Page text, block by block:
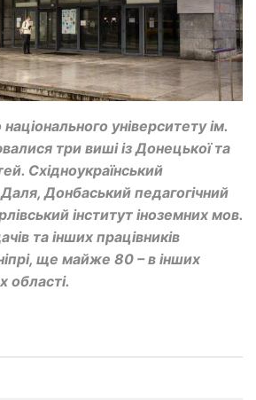
університету ім.
три виші із Донецької та
Східноукраїнський
Даля, Донбаський педагогічний
інститут іноземних мов.
та інших працівників
ще майже 80 – в інших
області.